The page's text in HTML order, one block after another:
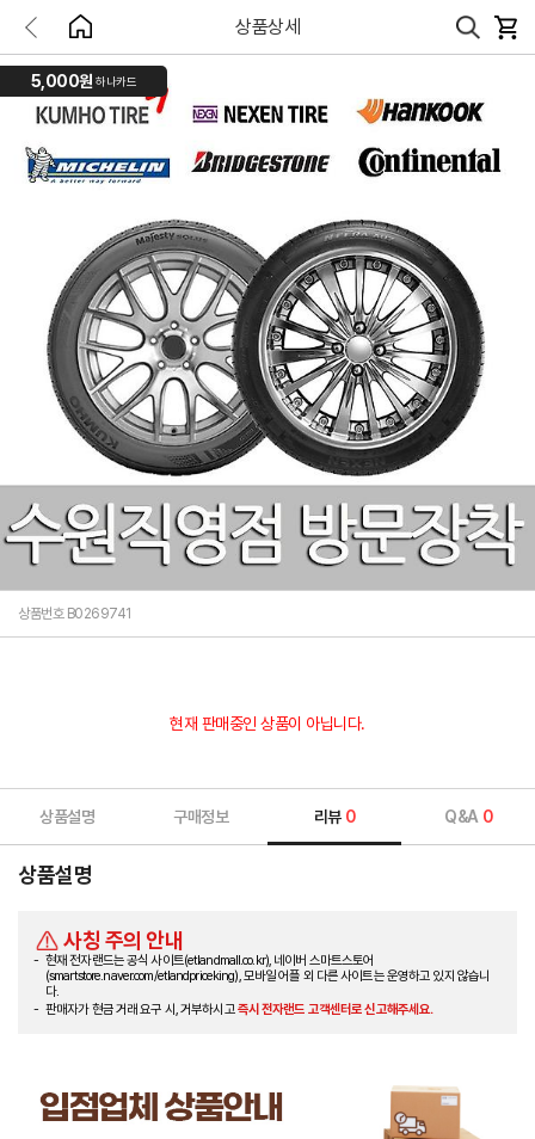
상품상세
5,000원 하나카드
상품번호 B0269741
현재 판매중인 상품이 아닙니다.
상품설명 구매정보 리뷰 0 Q&A 0
상품설명
사칭 주의 안내
현재 전자랜드는 공식 사이트(etlandmall.co.kr), 네이버 스마트스토어
(smartstore.naver.com/etlandpriceking), 모바일 어플 외 다른 사이트는 운영하고 있지 않습니
다.
판매자가 현금 거래 요구 시, 거부하시고즉시 전자랜드 고객센터로 신고해주세요.